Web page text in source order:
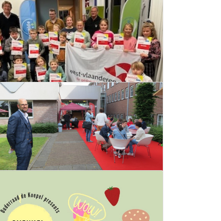
Juniors en Tieners krijgen
diploma in de techniekacademie
14 december 2023
Lees meer
VIVES infodag op 1 september
29 augustus 2023